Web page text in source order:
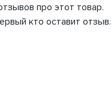
про этот товар.
кто оставит отзыв.